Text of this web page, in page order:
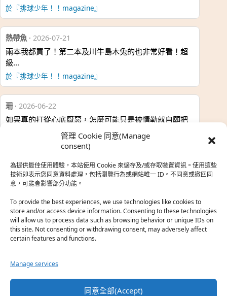
管理 Cookie 同意(Manage
consent)
為提供最佳使用體驗，本站使用 Cookie 來儲存及/或存取裝置資訊。使用這些
技術即表示您同意資料處理，包括瀏覽行為或網站唯一 ID。不同意或撤回同
意，可能會影響部分功能。
To provide the best experiences, we use technologies like cookies to
store and/or access device information. Consenting to these technologies
will allow us to process data such as browsing behavior or unique IDs on
this site. Not consenting or withdrawing consent, may adversely affect
certain features and functions.
Manage services
同意全部(Accept)
於『排球少年！！magazine』
熱帶魚 · 2026-07-21
兩本我都買了！第二本及川牛島木兔的也非常好看！超
級…
於『排球少年！！magazine』
珊· 2026-06-22
如果真的打從心底厭惡，怎麼可能只是被情勒就自願把
熱帶魚·2026-06-22
之前看到網路上有人說灰二自私情勒大家陪他圓夢，但
真…
於『強風吹拂』
珊·2026-06-18
第…
於『白領羽球部』